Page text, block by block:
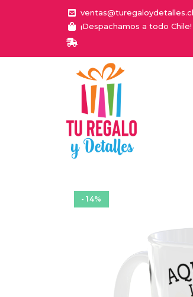
ventas@turegaloydetalles.cl
¡Despachamos a todo
- 14%